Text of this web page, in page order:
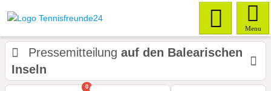
Menu
Pressemitteilung auf den Balearischen
Inseln
0